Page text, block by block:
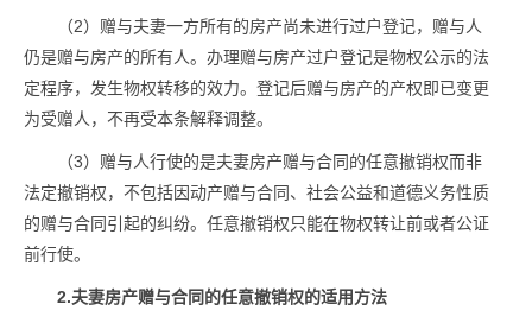
（2）赠与夫妻一方所有的房产尚未进行过户登记，赠与人
仍是赠与房产的所有人。办理赠与房产过户登记是物权公示的法
定程序，发生物权转移的效力。登记后赠与房产的产权即已变更
为受赠人，不再受本条解释调整。
（3）赠与人行使的是夫妻房产赠与合同的任意撤销权而非
法定撤销权，不包括因动产赠与合同、社会公益和道德义务性质
的赠与合同引起的纠纷。任意撤销权只能在物权转让前或者公证
前行使。
2.夫妻房产赠与合同的任意撤销权的适用方法